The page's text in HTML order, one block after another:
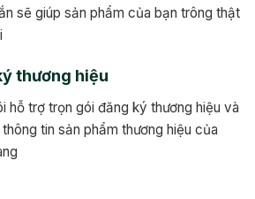
sẽ giúp sản phẩm của bạn trông thật
thương hiệu
hỗ trợ trọn gói đăng ký thương hiệu và
tin sản phẩm thương hiệu của